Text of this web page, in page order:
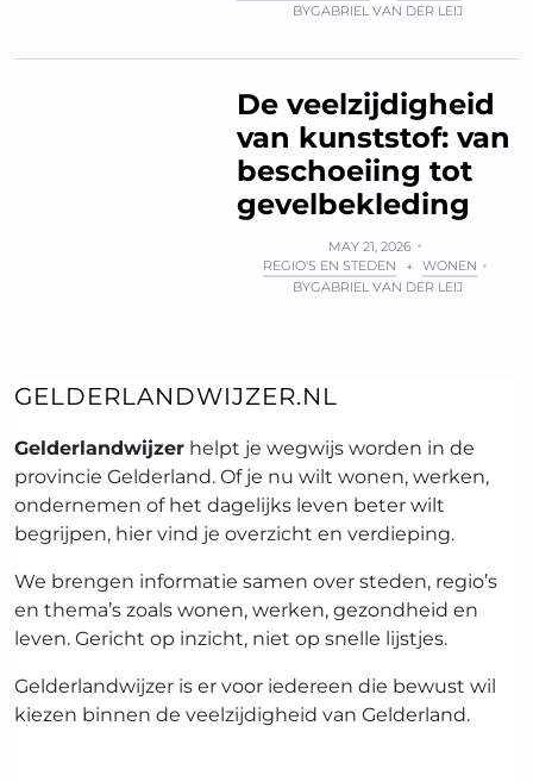
BYGABRIEL VAN DER LEIJ
De veelzijdigheid
van kunststof: van
beschoeiing tot
gevelbekleding
MAY 21, 2026
REGIO'S EN STEDEN
+ WONEN
BYGABRIEL VAN DER LEIJ
GELDERLANDWIJZER.NL
Gelderlandwijzer helpt je wegwijs worden in de
provincie Gelderland. Of je nu wilt wonen, werken,
ondernemen of het dagelijks leven beter wilt
begrijpen, hier vind je overzicht en verdieping.
We brengen informatie samen over steden, regio’s
en thema’s zoals wonen, werken, gezondheid en
leven. Gericht op inzicht, niet op snelle lijstjes.
Gelderlandwijzer is er voor iedereen die bewust wil
kiezen binnen de veelzijdigheid van Gelderland.